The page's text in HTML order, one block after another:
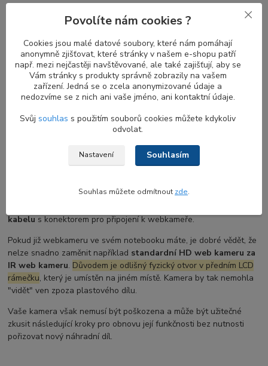
proximity
senzoru a IR kameryje ideální kombinací pro zvýšení bezpečnosti
jakmile se vrátíte, obrazovka se zapne aIR kamerazačne hledat
váš obličej pro přihlášení.Proximity senzorbezWindows Hello
je stále užitečný pro automatické zamykání vašeho notebooku,
když u něj nejste.
Co zvážit před výměnou web kamery HD u
Pokud váš notebook dosud žádnou webkameru neměl, její
LCD displej rámečku s otvorem pro webkameru
kabelu s konektorem pro připojení k webkameře.
Pokud již webkameru ve svém notebooku máte, je dobré vědět, že
nelze snadno zaměnit například standardní HD web kameru za
IR web kameru. Důvodem je odlišný fyzický otvor v předním LCD
rámečku, který je umístěn na jiném místě. Kamera by tak nemohla
"vidět" ven zpoza plastového dílu.
Vaše kamera však nemusí být poškozena a může být užitečné
zkusit následující kroky pro obnovu její funkčnosti bez nutnosti
pořizovat nový náhradní díl.
Povolíte nám cookies ?
Cookies jsou malé datové soubory, které nám pomáhají
anonymně zjišťovat, které stránky v našem e-shopu patří
např. mezi nejčastěji navštěvované, ale také zajišťují, aby se
Vám stránky s produkty správně zobrazily na vašem
zařízení. Jedná se o zcela anonymizované údaje a
nedozvíme se z nich ani vaše jméno, ani kontaktní údaje.
Svůj souhlas s použitím souborů cookies můžete kdykoliv
odvolat.
Nastavení Souhlasím
Souhlas můžete odmítnout zde.